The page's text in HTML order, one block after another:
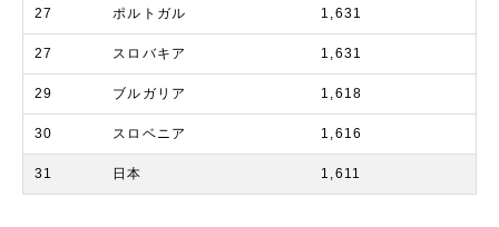
27 ポルトガル 1,631
27 スロバキア 1,631
29 ブルガリア 1,618
30 スロベニア 1,616
31 日本 1,611